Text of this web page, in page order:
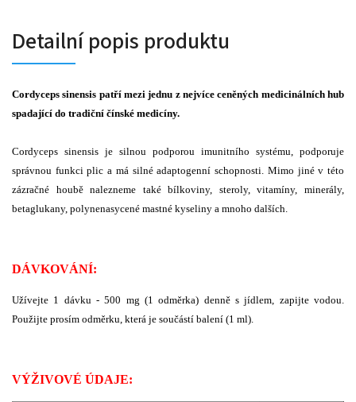
Detailní popis produktu
Cordyceps sinensis patří mezi jednu z nejvíce ceněných medicinálních hub
spadající do tradiční čínské medicíny.
Cordyceps sinensis je silnou podporou imunitního systému, podporuje
správnou funkci plic a má silné adaptogenní schopnosti. Mimo jiné v této
zázračné houbě nalezneme také bílkoviny, steroly, vitamíny, minerály,
betaglukany, polynenasycené mastné kyseliny a mnoho dalších.
DÁVKOVÁNÍ:
Užívejte 1 dávku - 500 mg (1 odměrka) denně s jídlem, zapijte vodou.
Použijte prosím odměrku, která je součástí balení (1 ml).
VÝŽIVOVÉ ÚDAJE: